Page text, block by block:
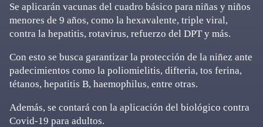
Se aplicarán vacunas del cuadro básico para niñas y niños
menores de 9 años, como la hexavalente, triple viral,
contra la hepatitis, rotavirus, refuerzo del DPT y más.
Con esto se busca garantizar la protección de la niñez ante
padecimientos como la poliomielitis, difteria, tos ferina,
tétanos, hepatitis B, haemophilus, entre otras.
Además, se contará con la aplicación del biológico contra
Covid-19 para adultos.